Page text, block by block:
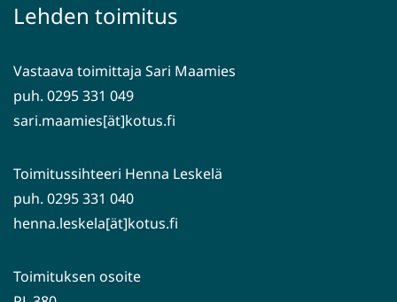
toiseen
Lehden toimitus
Vastaava toimittaja Sari Maamies
puh. 0295 331 049
sari.maamies[ät]kotus.fi
Toimitussihteeri Henna Leskelä
puh. 0295 331 040
henna.leskela[ät]kotus.fi
Toimituksen osoite